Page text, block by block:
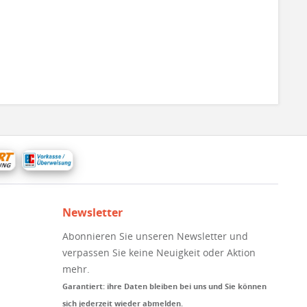
Newsletter
Abonnieren Sie unseren Newsletter und
verpassen Sie keine Neuigkeit oder Aktion
mehr.
Garantiert: ihre Daten bleiben bei uns und Sie können
sich jederzeit wieder abmelden.